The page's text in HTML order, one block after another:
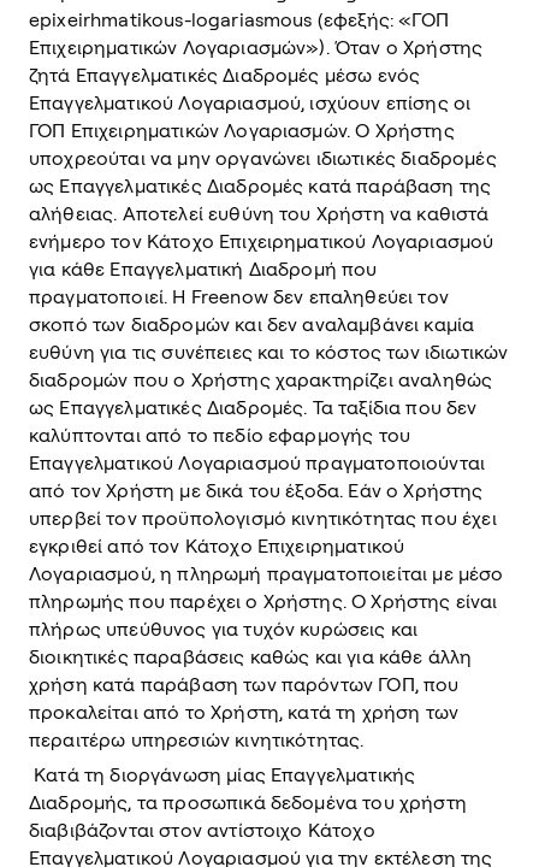
epixeirhmatikous-logariasmous (εφεξής: «ΓΟΠ
Επιχειρηματικών Λογαριασμών»). Όταν ο Χρήστης
ζητά Επαγγελματικές Διαδρομές μέσω ενός
Επαγγελματικού Λογαριασμού, ισχύουν επίσης οι
ΓΟΠ Επιχειρηματικών Λογαριασμών. Ο Χρήστης
υποχρεούται να μην οργανώνει ιδιωτικές διαδρομές
ως Επαγγελματικές Διαδρομές κατά παράβαση της
αλήθειας. Αποτελεί ευθύνη του Χρήστη να καθιστά
ενήμερο τον Κάτοχο Επιχειρηματικού Λογαριασμού
για κάθε Επαγγελματική Διαδρομή που
πραγματοποιεί. Η Freenow δεν επαληθεύει τον
σκοπό των διαδρομών και δεν αναλαμβάνει καμία
ευθύνη για τις συνέπειες και το κόστος των ιδιωτικών
διαδρομών που ο Χρήστης χαρακτηρίζει αναληθώς
ως Επαγγελματικές Διαδρομές. Τα ταξίδια που δεν
καλύπτονται από το πεδίο εφαρμογής του
Επαγγελματικού Λογαριασμού πραγματοποιούνται
από τον Χρήστη με δικά του έξοδα. Εάν ο Χρήστης
υπερβεί τον προϋπολογισμό κινητικότητας που έχει
εγκριθεί από τον Κάτοχο Επιχειρηματικού
Λογαριασμού, η πληρωμή πραγματοποιείται με μέσο
πληρωμής που παρέχει ο Χρήστης. Ο Χρήστης είναι
πλήρως υπεύθυνος για τυχόν κυρώσεις και
διοικητικές παραβάσεις καθώς και για κάθε άλλη
χρήση κατά παράβαση των παρόντων ΓΟΠ, που
προκαλείται από το Χρήστη, κατά τη χρήση των
περαιτέρω υπηρεσιών κινητικότητας.
Κατά τη διοργάνωση μίας Επαγγελματικής
Διαδρομής, τα προσωπικά δεδομένα του χρήστη
διαβιβάζονται στον αντίστοιχο Κάτοχο
Επαγγελματικού Λογαριασμού για την εκτέλεση της